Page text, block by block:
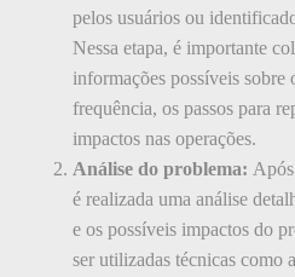
pelos usuários ou
Nessa etapa, é importante
informações possíveis sobre
frequência, os passos para
impactos nas operações.
Análise do problema:
é realizada uma análise
e os possíveis impactos do
ser utilizadas técnicas como